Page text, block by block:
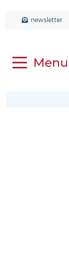
newsletter